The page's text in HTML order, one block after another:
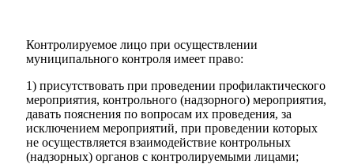
Контролируемое лицо при осуществлении
муниципального контроля имеет право:
1) присутствовать при проведении профилактического
мероприятия, контрольного (надзорного) мероприятия,
давать пояснения по вопросам их проведения, за
исключением мероприятий, при проведении которых
не осуществляется взаимодействие контрольных
(надзорных) органов с контролируемыми лицами;